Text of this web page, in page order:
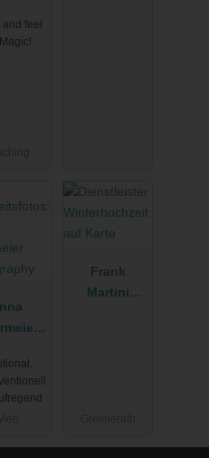
feel
y
Frank
Martini